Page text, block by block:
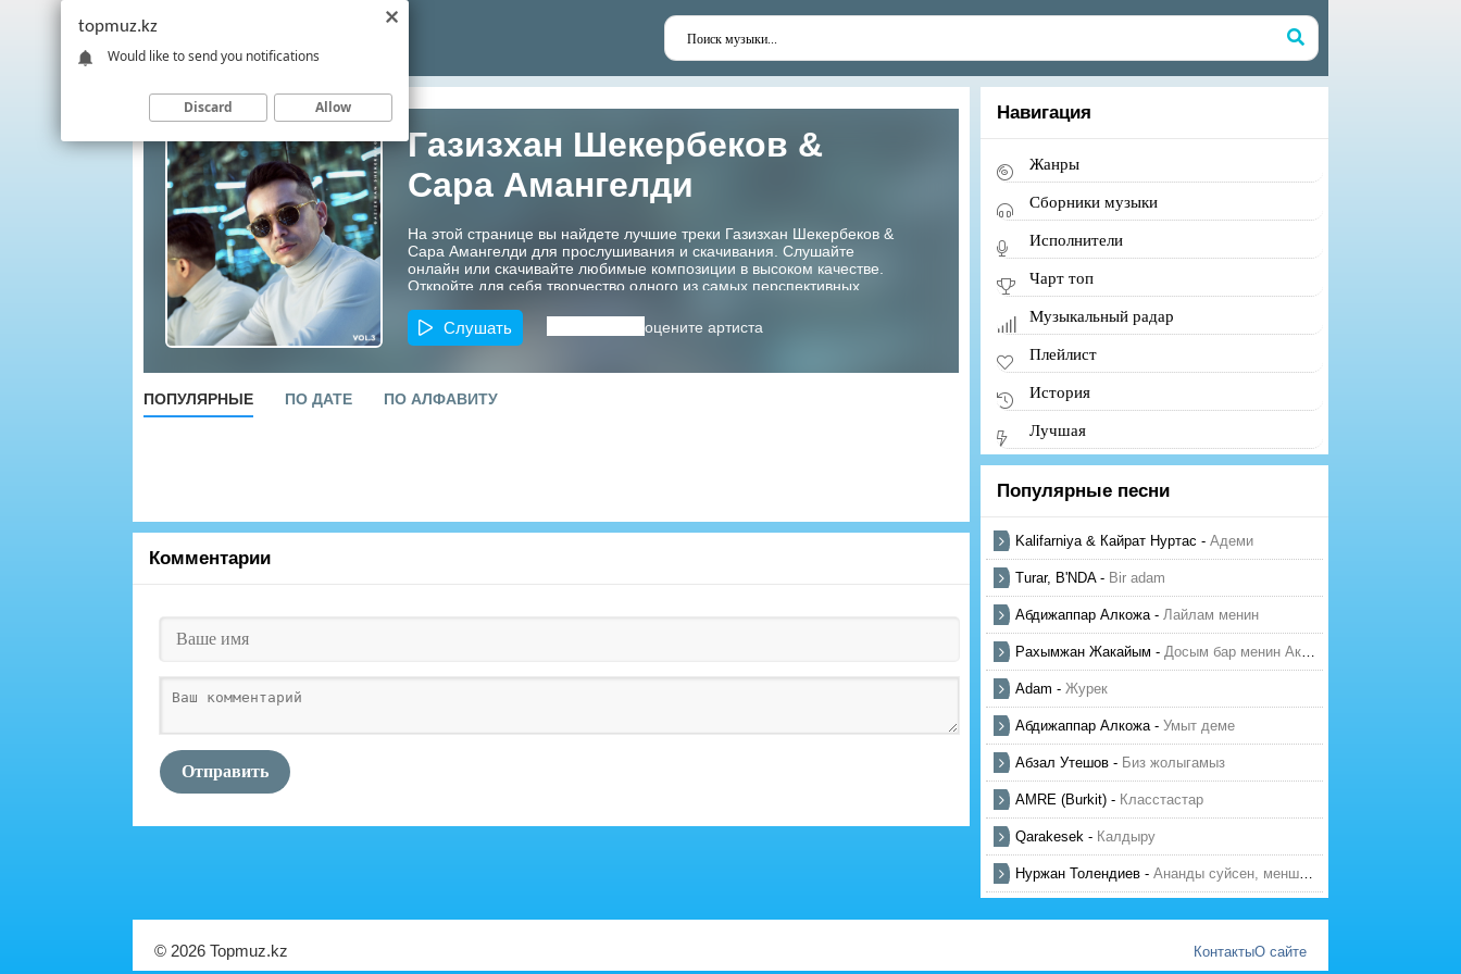
Газизхан Шекербеков &
Сара Амангелди
На этой странице вы найдете лучшие треки Газизхан Шекербеков &
Сара Амангелди для прослушивания и скачивания. Слушайте
онлайн или скачивайте любимые композиции в высоком качестве.
Откройте для себя творчество одного из самых перспективных
Слушать оцените артиста
ПОПУЛЯРНЫЕ ПО ДАТЕ ПО АЛФАВИТУ
Комментарии
Отправить
Навигация
Жанры
Сборники музыки
Исполнители
Чарт топ
Музыкальный радар
Плейлист
История
Лучшая
Популярные песни
Kalifarniya & Кайрат Нуртас - Адеми
Turar, B'NDA- Bir adam
Абдижаппар Алкожа- Лайлам менин
Рахымжан Жакайым - Досым бар менин Актауда
Adam - Журек
Абдижаппар Алкожа- Умыт деме
Абзал Утешов - Биз жолыгамыз
AMRE (Burkit) - Класстастар
Qarakesek - Калдыру
Нуржан Толендиев - Ананды суйсен, менше суй
© 2026 Topmuz.kz КонтактыО сайте
topmuz.kz
Would like to send you notifications
Discard Allow